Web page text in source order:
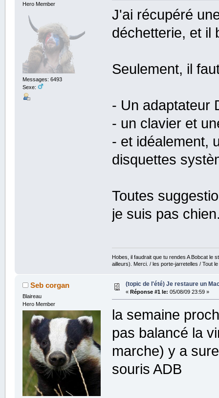
Hero Member
Messages: 6493
Sexe:
J'ai récupéré
déchetterie, et il
Seulement, il
- Un adaptateur
- un clavier et
- et idéalement,
disquettes
Toutes
je suis pas
Hobes, il faudrait que tu rendes A Bobcat le
ailleurs). Merci. / les porte-jarretelles / Tout
Seb corgan
Blaireau
Hero Member
(topic de l'été) Je restaure un
« Réponse #1 le: 05/08/09 23:59 »
la semaine
pas balancé la
marche) y a
souris ADB